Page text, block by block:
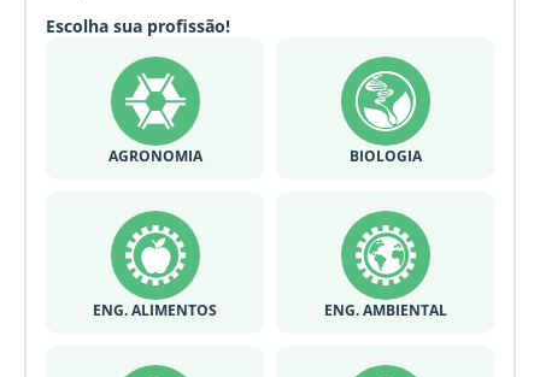
Escolha sua profissão!
AGRONOMIA BIOLOGIA
ENG. ALIMENTOS ENG. AMBIENTAL